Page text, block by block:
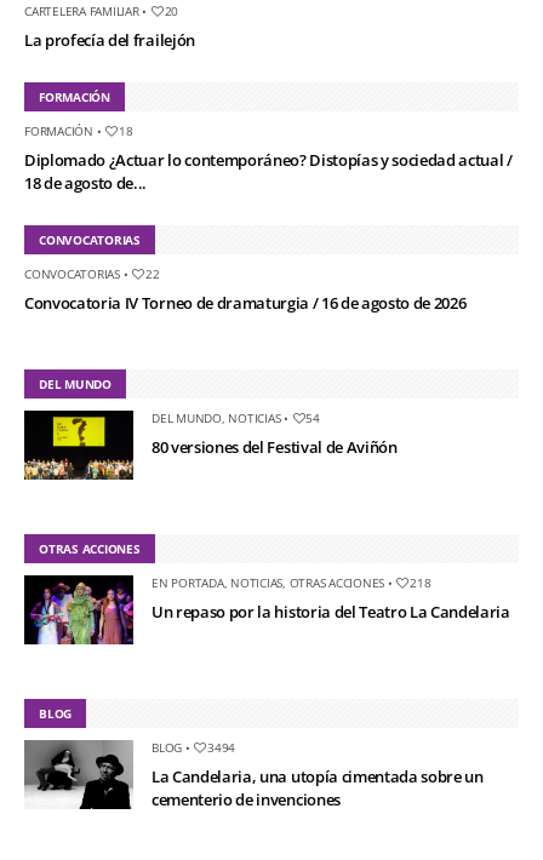
CARTELERA FAMILIAR• 20
La profecía del frailejón
FORMACIÓN
FORMACIÓN • 18
Diplomado ¿Actuar lo contemporáneo? Distopías y sociedad actual /
18 de agosto de...
CONVOCATORIAS
CONVOCATORIAS• 22
Convocatoria IV Torneo de dramaturgia / 16 de agosto de 2026
DEL MUNDO
DEL MUNDO, NOTICIAS• 54
80 versiones del Festival de Aviñón
OTRAS ACCIONES
EN PORTADA, NOTICIAS OTRAS ACCIONES • 218
Un repaso por la historia del Teatro La Candelaria
BLOG
BLOG • 3494
La Candelaria, una utopía cimentada sobre un
cementerio de invenciones